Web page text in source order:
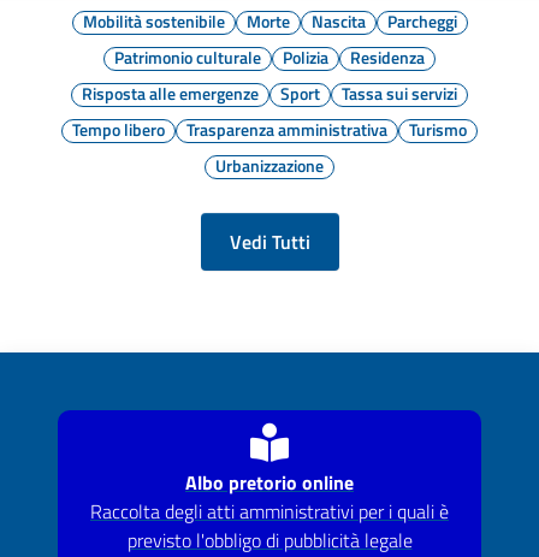
Mobilità sostenibile
Morte Nascita
Parcheggi
Patrimonio culturale
Polizia
Residenza
Risposta alle emergenze
Sport
Tassa sui servizi
Tempo libero
Trasparenza amministrativa
Turismo
Urbanizzazione
Vedi Tutti
Albo pretorio online
Raccolta degli atti amministrativi per i quali è
previsto l'obbligo di pubblicità legale